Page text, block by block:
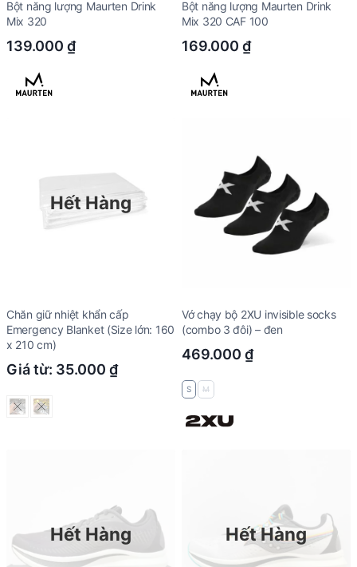
Bột năng lượng Maurten Drink
Mix 320
139.000 ₫
Bột năng lượng Maurten Drink
Mix 320 CAF 100
169.000 ₫
Hết Hàng
Chăn giữ nhiệt khẩn cấp
Emergency Blanket (Size lớn: 160
x 210 cm)
Giá từ: 35.000 ₫
Vớ chạy bộ 2XU invisible socks
(combo 3 đôi) – đen
469.000 ₫
S M
Hết Hàng Hết Hàng